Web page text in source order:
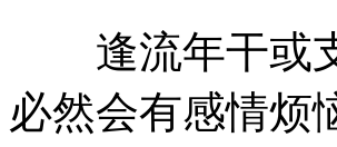
逢流年干或支
必然会有感情烦